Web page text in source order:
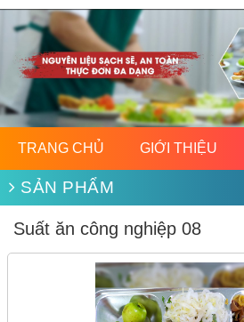
TRANG CHỦ GIỚI THIỆU
SẢN PHẨM
Suất ăn công nghiệp 08